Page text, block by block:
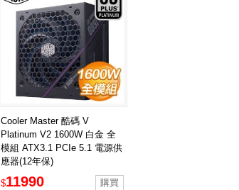
Cooler Master 酷碼 V
Platinum V2 1600W 白金 全
模組 ATX3.1 PCIe 5.1 電源供
應器(12年保)
$11990